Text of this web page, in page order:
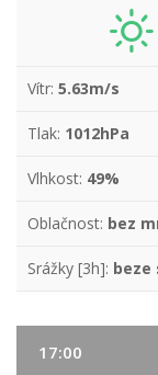
Vítr: 5.63m/s
Tlak: 1012hPa
Vlhkost: 49%
Oblačnost: bez
Srážky [3h]: beze
17:00